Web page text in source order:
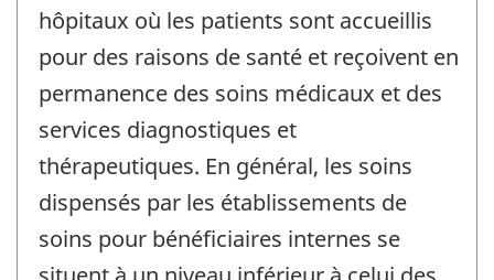
hôpitaux où les patients sont accueillis
pour des raisons de santé et reçoivent en
permanence des soins médicaux et des
services diagnostiques et
thérapeutiques. En général, les soins
dispensés par les établissements de
soins pour bénéficiaires internes se